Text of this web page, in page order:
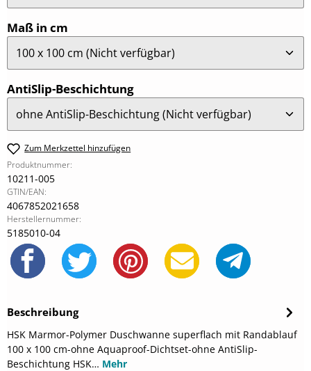
Maß in cm
AntiSlip-Beschichtungauswählen
Zum Merkzettel hinzufügen
Produktnummer:
10211-005
GTIN/EAN:
4067852021658
Herstellernummer:
5185010-04
Beschreibung
HSK Marmor-Polymer Duschwanne superflach mit Randablauf
100 x 100 cm-ohne Aquaproof-Dichtset-ohne AntiSlip-
Beschichtung HSK… Mehr